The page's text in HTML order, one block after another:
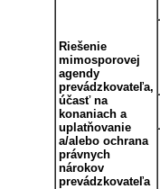
Riešenie
mimosporovej
agendy
prevádzkovateľa,
účasť na
konaniach a
uplatňovanie
a/alebo ochrana
právnych
nárokov
prevádzkovateľa